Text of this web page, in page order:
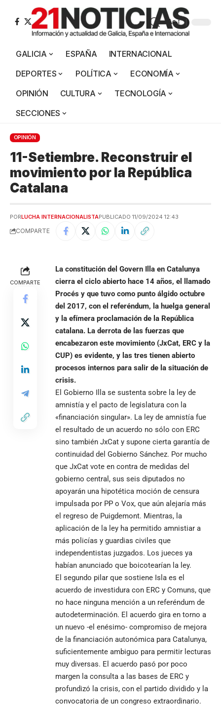
Aa
GALICIA ESPAÑA
INTERNACIONAL
DEPORTES
POLÍTICA
ECONOMÍA
OPINIÓN
CULTURA
TECNOLOGÍA
SECCIONES
OPINIÓN
11-Setiembre. Reconstruir el
movimiento por la República
Catalana
PORLUCHA INTERNACIONALISTAPUBLICADO 11/09/2024 12:43
COMPARTE
COMPARTE
La constitución del Govern Illa en Catalunya
cierra el ciclo abierto hace 14 años, el llamado
Procés y que tuvo como punto álgido octubre
del 2017, con el referéndum, la huelga general
y la efímera proclamación de la República
catalana. La derrota de las fuerzas que
encabezaron este movimiento (JxCat, ERC y la
CUP) es evidente, y las tres tienen abierto
procesos internos para salir de la situación de
crisis.
El Gobierno Illa se sustenta sobre la ley de
amnistía y el pacto de legislatura con la
«financiación singular». La ley de amnistía fue
el resultado de un acuerdo no sólo con ERC
sino también JxCat y supone cierta garantía de
continuidad del Gobierno Sánchez. Por mucho
que JxCat vote en contra de medidas del
gobierno central, sus seis diputados no
apoyarán una hipotética moción de censura
impulsada por PP o Vox, que aún alejaría más
el regreso de Puigdemont. Mientras, la
aplicación de la ley ha permitido amnistiar a
más policías y guardias civiles que
independentistas juzgados. Los jueces ya
habían anunciado que boicotearían la ley.
El segundo pilar que sostiene Isla es el
acuerdo de investidura con ERC y Comuns, que
no hace ninguna mención a un referéndum de
autodeterminación. El acuerdo gira en torno a
un nuevo -el enésimo- compromiso de mejora
de la financiación autonómica para Catalunya,
suficientemente ambiguo para permitir lecturas
muy diversas. El acuerdo pasó por poco
margen la consulta a las bases de ERC y
profundizó la crisis, con el partido dividido y la
convocatoria de un congreso extraordinario.